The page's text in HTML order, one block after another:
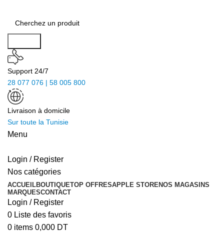
Support 24/7
28 077 076 | 58 005 800
Livraison à domicile
Sur toute la Tunisie
Menu
Login / Register
Nos catégories
ACCUEILBOUTIQUETOP OFFRESAPPLE STORENOS MAGASINS
MARQUESCONTACT
Login / Register
0 Liste des favoris
0 items 0,000 DT